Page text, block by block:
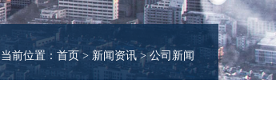
当前位置： 首页> 新闻资讯 >公司新闻